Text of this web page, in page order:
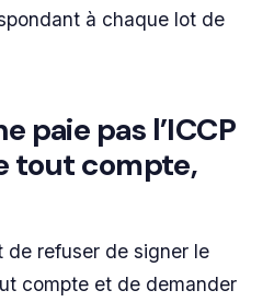
à chaque lot de
paie pas l’ICCP
tout compte,
de refuser de signer le
compte et de demander